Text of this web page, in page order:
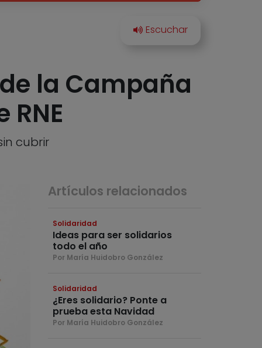
la Campaña
cubrir
Artículos relacionados
Solidaridad
Ideas para ser solidarios
todo el año
Por María Huidobro González
Solidaridad
¿Eres solidario? Ponte a
prueba esta Navidad
Por María Huidobro González